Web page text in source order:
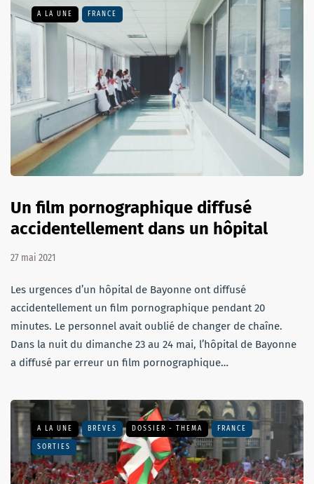
A LA UNE FRANCE
Un film pornographique diffusé
accidentellement dans un hôpital
27 mai 2021
Les urgences d’un hôpital de Bayonne ont diffusé
accidentellement un film pornographique pendant 20
minutes. Le personnel avait oublié de changer de chaîne.
Dans la nuit du dimanche 23 au 24 mai, l’hôpital de Bayonne
a diffusé par erreur un film pornographique…
A LA UNE BRÈVES DOSSIER - THEMA FRANCE
SORTIES